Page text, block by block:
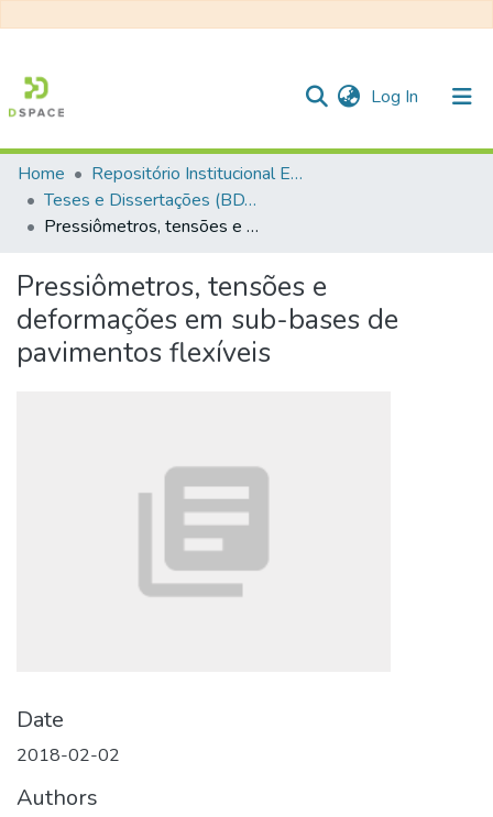
Log In (current)
Communities & Collections
All of DSpace
Statistics
Home
Repositório Institucional EESC
Teses e Dissertações (BDTD USP)
Pressiômetros, tensões e deformações em sub-bases de pavimentos flexíveis
Pressiômetros, tensões e
deformações em sub-bases de
pavimentos flexíveis
Date
2018-02-02
Authors